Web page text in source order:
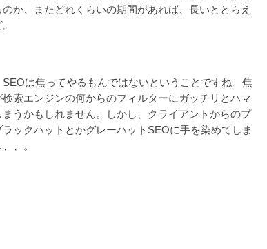
か、またどれくらいの期間があれば、長いととらえ
は焦ってやるもんではないということですね。焦
索エンジンの何からのフィルターにガッチリとハマ
うかもしれません。しかし、クライアントからのプ
ックハットとかグレーハットSEOに手を染めてしま
、。